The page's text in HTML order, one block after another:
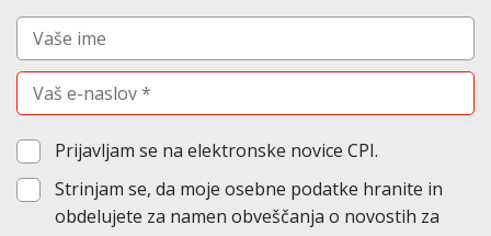
Vnesite vaše ime (po želji)
Vnesite vaš elektronski naslov (obvezno)
Prijavljam se na elektronske novice CPI.
Strinjam se, da moje osebne podatke hranite in
obdelujete za namen obveščanja o novostih za